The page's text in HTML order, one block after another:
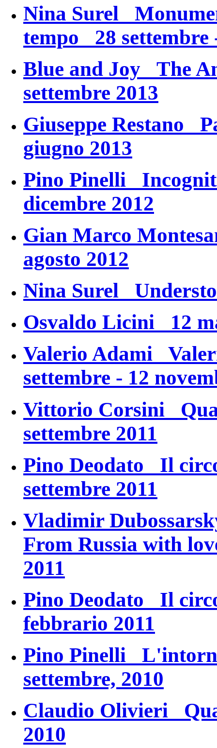
Nina Surel
tempo 28 settembre
Blue and Joy The
settembre 2013
Giuseppe Restano
giugno 2013
Pino Pinelli
dicembre 2012
Gian Marco
agosto 2012
Nina Surel
Osvaldo Licini 12
Valerio Adami
settembre - 12
Vittorio Corsini
settembre 2011
Pino Deodato Il
settembre 2011
Vladimir
From Russia with
2011
Pino Deodato Il
febbrario 2011
Pino Pinelli
settembre, 2010
Claudio Olivieri
2010